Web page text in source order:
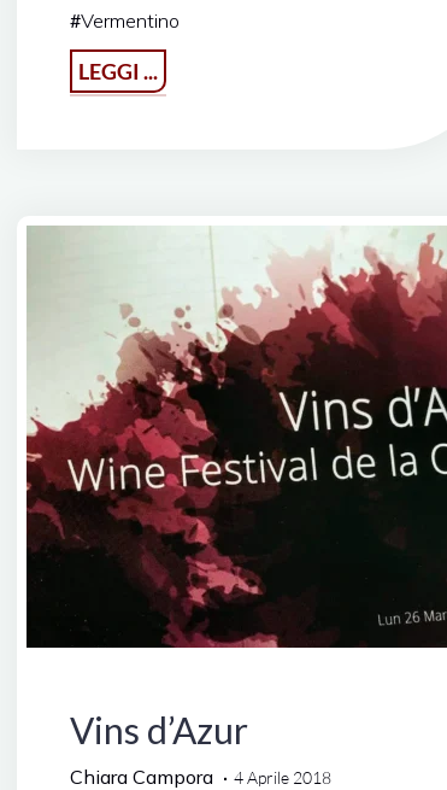
#Vermentino
LEGGI ...
Vins d’Azur
Chiara Campora 4 Aprile 2018